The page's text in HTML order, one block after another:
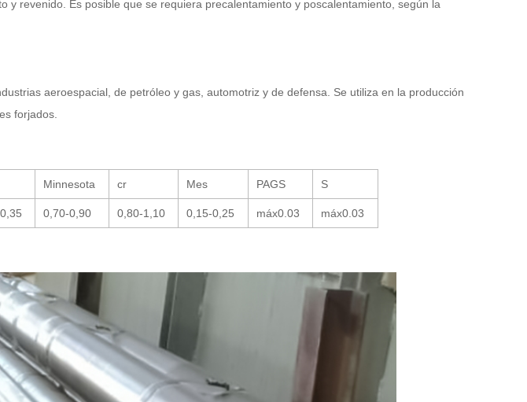
y revenido. Es posible que se requiera precalentamiento y poscalentamiento, según la
aeroespacial, de petróleo y gas, automotriz y de defensa. Se utiliza en la producción
forjados.
Minnesota cr Mes PAGS S
0,70-0,90 0,80-1,10 0,15-0,25 máx0.03 máx0.03